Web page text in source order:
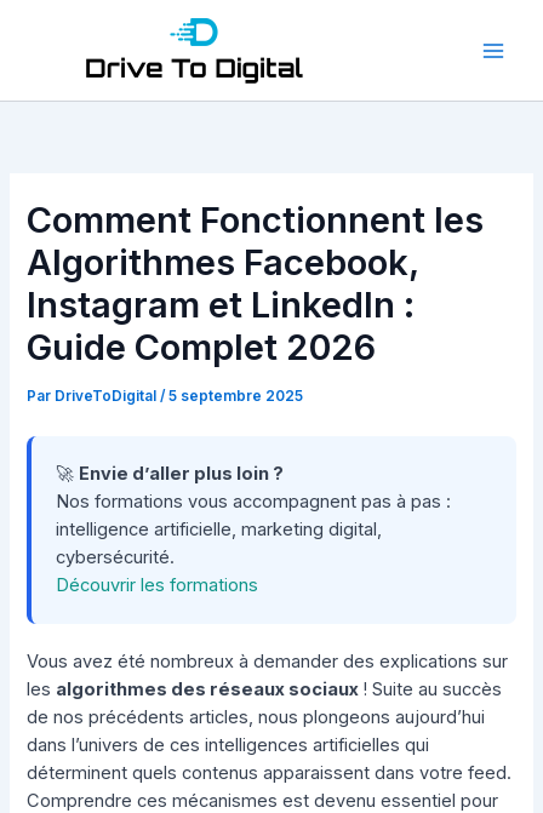
Comment Fonctionnent les
Algorithmes Facebook,
Instagram et LinkedIn :
Guide Complet 2026
Par DriveToDigital/5 septembre 2025
🚀 Envie d’aller plus loin ?
Nos formations vous accompagnent pas à pas :
intelligence artificielle, marketing digital,
cybersécurité.
Découvrir les formations
Vous avez été nombreux à demander des explications sur
les algorithmes des réseaux sociaux ! Suite au succès
de nos précédents articles, nous plongeons aujourd’hui
dans l’univers de ces intelligences artificielles qui
déterminent quels contenus apparaissent dans votre feed.
Comprendre ces mécanismes est devenu essentiel pour